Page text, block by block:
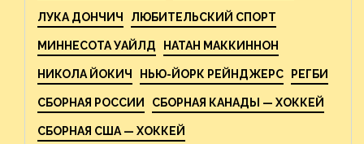
ЛУКА ДОНЧИЧ ЛЮБИТЕЛЬСКИЙ СПОРТ
МИННЕСОТА УАЙЛД НАТАН МАККИННОН
НИКОЛА ЙОКИЧ НЬЮ-ЙОРК РЕЙНДЖЕРС РЕГБИ
СБОРНАЯ РОССИИ СБОРНАЯ КАНАДЫ — ХОККЕЙ
СБОРНАЯ США — ХОККЕЙ